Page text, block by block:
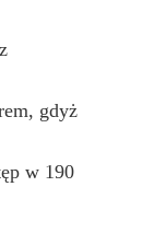
gdyż
w 190